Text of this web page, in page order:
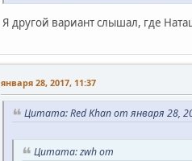
Я другой вариант слышал, где
января 28, 2017, 11:37
Цитата: Red Khan от января 28,
Цитата: zwh от